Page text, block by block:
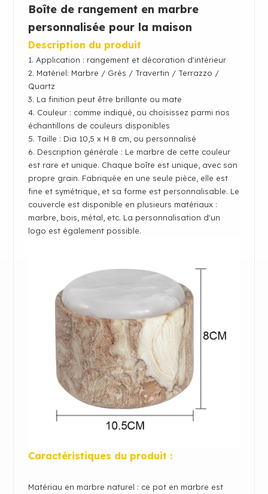
Boîte de rangement en marbre
personnalisée pour la maison
Description du produit
1. Application : rangement et décoration d'intérieur
2. Matériel: Marbre / Grès / Travertin / Terrazzo /
Quartz
3. La finition peut être brillante ou mate
4. Couleur : comme indiqué, ou choisissez parmi nos
échantillons de couleurs disponibles
5. Taille : Dia 10,5 x H 8 cm, ou personnalisé
6. Description générale : Le marbre de cette couleur
est rare et unique. Chaque boîte est unique, avec son
propre grain. Fabriquée en une seule pièce, elle est
fine et symétrique, et sa forme est personnalisable. Le
couvercle est disponible en plusieurs matériaux :
marbre, bois, métal, etc. La personnalisation d'un
logo est également possible.
Caractéristiques du produit :
Matériau en marbre naturel : ce pot en marbre est